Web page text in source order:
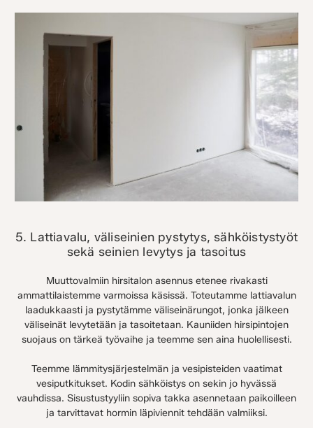
5. Lattiavalu, väliseinien pystytys, sähköistystyöt
sekä seinien levytys ja tasoitus
Muuttovalmiin hirsitalon asennus etenee rivakasti
ammattilaistemme varmoissa käsissä. Toteutamme lattiavalun
laadukkaasti ja pystytämme väliseinärungot, jonka jälkeen
väliseinät levytetään ja tasoitetaan. Kauniiden hirsipintojen
suojaus on tärkeä työvaihe ja teemme sen aina huolellisesti.
Teemme lämmitysjärjestelmän ja vesipisteiden vaatimat
vesiputkitukset. Kodin sähköistys on sekin jo hyvässä
vauhdissa. Sisustustyyliin sopiva takka asennetaan paikoilleen
ja tarvittavat hormin läpiviennit tehdään valmiiksi.